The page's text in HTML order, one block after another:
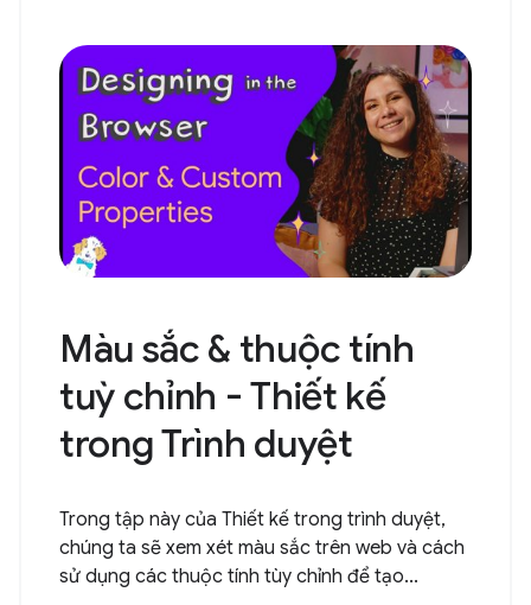
Màu sắc & thuộc tính
tuỳ chỉnh - Thiết kế
trong Trình duyệt
Trong tập này của Thiết kế trong trình duyệt,
chúng ta sẽ xem xét màu sắc trên web và cách
sử dụng các thuộc tính tùy chỉnh để tạo...